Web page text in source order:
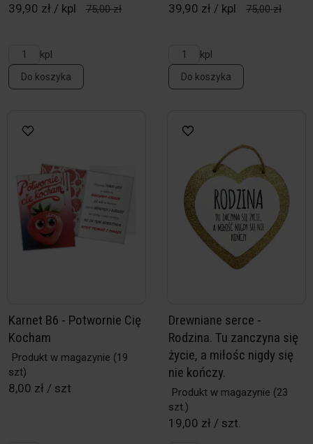
39,90 zł / kpl 75,00 zł
kpl
Do koszyka
39,90 zł / kpl 75,00 zł
kpl
Do koszyka
Karnet B6 - Potwornie Cię
Kocham
Produkt w magazynie (19
szt)
8,00 zł / szt
Drewniane serce -
Rodzina. Tu zanczyna się
życie, a miłośc nigdy się
nie kończy.
Produkt w magazynie (23
szt.)
19,00 zł / szt.